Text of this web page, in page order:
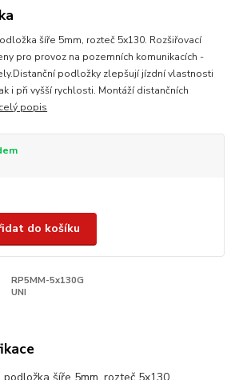
šíře 5mm, rozteč 5x130. Rozšiřovací
pro provoz na pozemních komunikacích -
podložky zlepšují jízdní vlastnosti
i při vyšší rychlosti. Montáží distančních
celý popis
do košíku
RP5MM-5x130G
UNI